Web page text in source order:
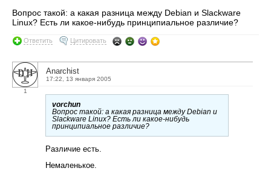
Вопрос такой: а какая разница между Debian и Slackware
Linux? Есть ли какое-нибудь принципиальное различие?
Ответить Цитировать
1
Anarchist
17:22, 13 января 2005
vorchun
Вопрос такой: а какая разница между Debian и
Slackware Linux? Есть ли какое-нибудь
принципиальное различие?
Различие есть.
Немаленькое.